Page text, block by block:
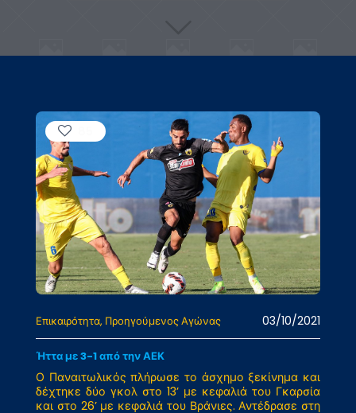
Επικαιρότητα Προηγούμενος Αγώνας 03/10/2021
Ήττα με 3-1 από την ΑΕΚ
Ο Παναιτωλικός πλήρωσε το άσχημο ξεκίνημα και
δέχτηκε δύο γκολ στο 13’ με κεφαλιά του Γκαρσία
και στο 26’ με κεφαλιά του Βράνιες. Αντέδρασε στη